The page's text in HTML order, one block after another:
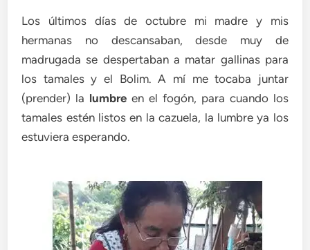
Los últimos días de octubre mi madre y mis
hermanas no descansaban, desde muy de
madrugada se despertaban a matar gallinas para
los tamales y el Bolim. A mí me tocaba juntar
(prender) la lumbre en el fogón, para cuando los
tamales estén listos en la cazuela, la lumbre ya los
estuviera esperando.